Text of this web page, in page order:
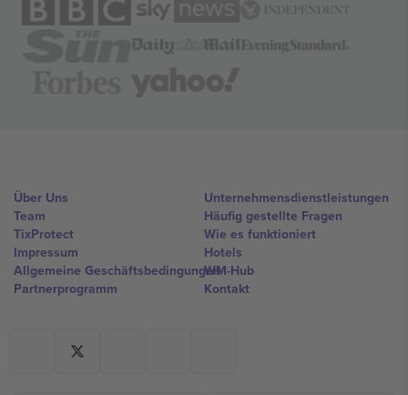
Über Uns
Team
TixProtect
Impressum
Allgemeine Geschäftsbedingungen
Partnerprogramm
Unternehmensdienstleistungen
Häufig gestellte Fragen
Wie es funktioniert
Hotels
WM-Hub
Kontakt